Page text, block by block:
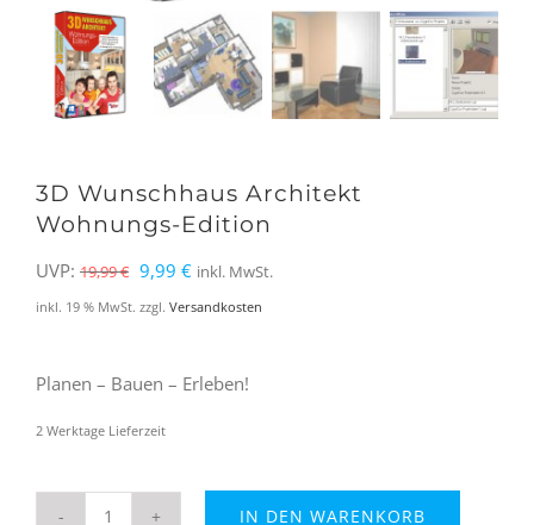
3D Wunschhaus Architekt
Wohnungs-Edition
UVP: 19,99€ Ursprünglicher
Preis
19,99 €
9,99 €Aktueller
Preis
9,99 €.
inkl. MwSt.
inkl. 19 % MwSt. zzgl. Versandkosten
Planen – Bauen – Erleben!
2 Werktage Lieferzeit
IN DEN WARENKORB